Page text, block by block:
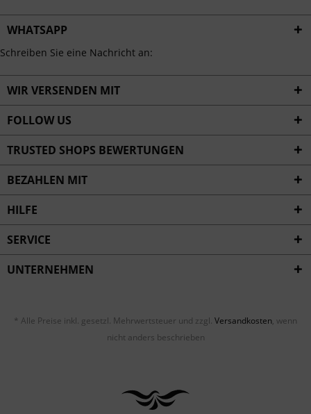
WHATSAPP
Schreiben Sie eine Nachricht an:
WIR VERSENDEN MIT
FOLLOW US
TRUSTED SHOPS BEWERTUNGEN
BEZAHLEN MIT
HILFE
SERVICE
UNTERNEHMEN
* Alle Preise inkl. gesetzl. Mehrwertsteuer und zzgl. Versandkosten, wenn
nicht anders beschrieben